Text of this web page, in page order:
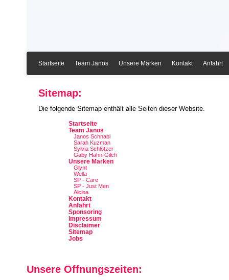
Startseite Team Janos Unsere Marken Kontakt Anfahrt
Sitemap:
Die folgende Sitemap enthält alle Seiten dieser Website.
Startseite
Team Janos
Janos Schnabl
Sarah Kuzman
Sylvia Schlötzer
Gaby Hahn-Gilch
Unsere Marken
Glynt
Wella
SP - Care
SP - Just Men
Alcina
Kontakt
Anfahrt
Sponsoring
Impressum
Disclaimer
Sitemap
Jobs
Unsere Öffnungszeiten: